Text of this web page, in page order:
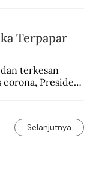
Terpapar
terkesan
corona, Presiden
Flu Spanyol.
Selanjutnya